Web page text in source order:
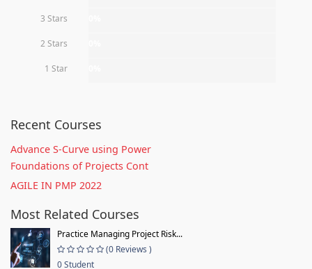
3 Stars
2 Stars
1 Star
Recent Courses
Advance S-Curve using Power
Foundations of Projects Cont
AGILE IN PMP 2022
Most Related Courses
Practice Managing Project Risk...
(0 Reviews )
0 Student